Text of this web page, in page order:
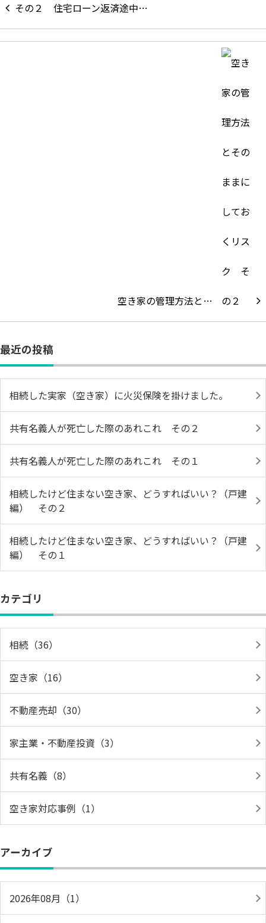
住宅ローン返済途中…
空き家の管理方法と…
最近の投稿
相続した実家（空き家）に火災保険を掛けました。
共有名義人が死亡した際のあれこれ その２
共有名義人が死亡した際のあれこれ その１
相続したけど住まない空き家、どうすればいい？（戸建
編） その２
相続したけど住まない空き家、どうすればいい？（戸建
編） その１
カテゴリ
相続（36）
空き家（16）
不動産売却（30）
家主業・不動産投資（3）
共有名義（8）
空き家対応事例（1）
アーカイブ
2026年08月（1）